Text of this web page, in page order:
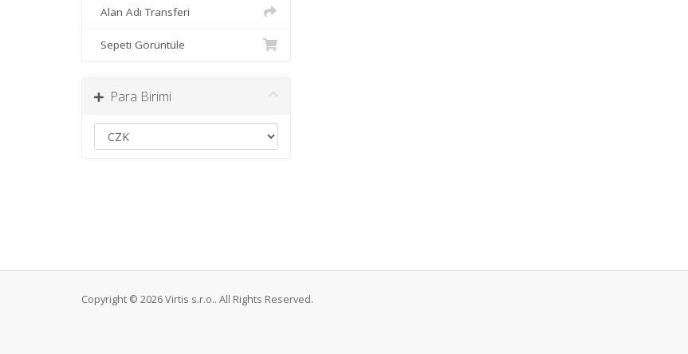
Alan Adı Transferi
Sepeti Görüntüle
Para Birimi
Copyright © 2026 Virtis s.r.o.. All Rights Reserved.